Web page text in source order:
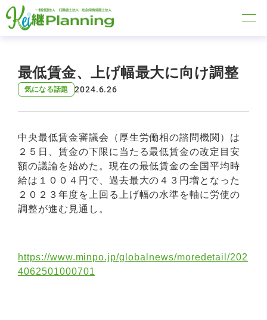
最低賃金、上げ幅最大に向け調整
気になる話題 2024.6.26
中央最低賃金審議会（厚生労働相の諮問機関）は
２５日、賃金の下限に当たる最低賃金の改定目安
額の議論を始めた。現在の最低賃金の全国平均時
給は１００４円で、過去最大の４３円増となった
２０２３年度を上回る上げ幅の水準を軸に労使の
調整が進む見通し。
https://www.minpo.jp/globalnews/moredetail/202
4062501000701